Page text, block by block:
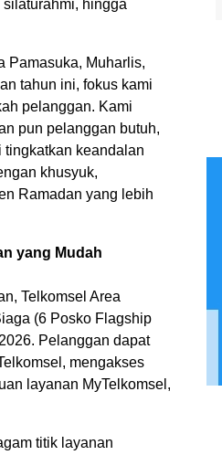
hingga
Pamasuka, Muharlis,
tahun ini, fokus kami
pelanggan. Kami
pun pelanggan butuh,
tingkatkan keandalan
khusyuk,
Ramadan yang lebih
yang Mudah
Telkomsel Area
(6 Posko Flagship
Pelanggan dapat
mengakses
layanan MyTelkomsel,
titik layanan